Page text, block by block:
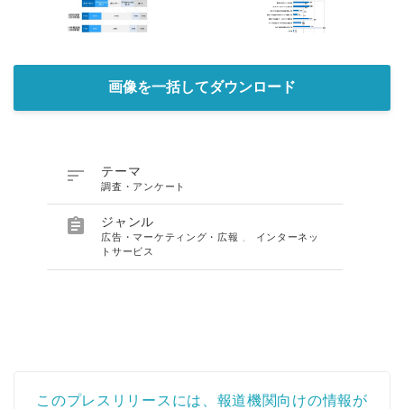
画像を一括してダウンロード
 テーマ
調査・アンケート
 ジャンル
広告・マーケティング・広報
インターネッ
トサービス
このプレスリリースには、報道機関向けの情報が